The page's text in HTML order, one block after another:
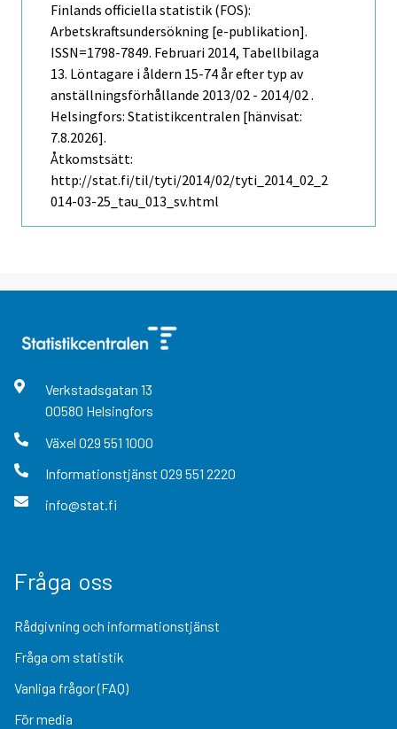
Finlands officiella statistik (FOS):
Arbetskraftsundersökning [e-publikation].
ISSN=1798-7849. Februari 2014, Tabellbilaga
13. Löntagare i åldern 15-74 år efter typ av
anställningsförhållande 2013/02 - 2014/02 .
Helsingfors: Statistikcentralen [hänvisat:
7.8.2026].
Åtkomstsätt:
http://stat.fi/til/tyti/2014/02/tyti_2014_02_2
014-03-25_tau_013_sv.html
Verkstadsgatan 13
00580 Helsingfors
Växel 029 551 1000
Informationstjänst 029 551 2220
info@stat.fi
Fråga oss
Rådgivning och informationstjänst
Fråga om statistik
Vanliga frågor (FAQ)
För media